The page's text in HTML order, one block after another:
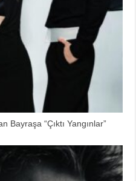
Bayraşa “Çıktı Yangınlar”